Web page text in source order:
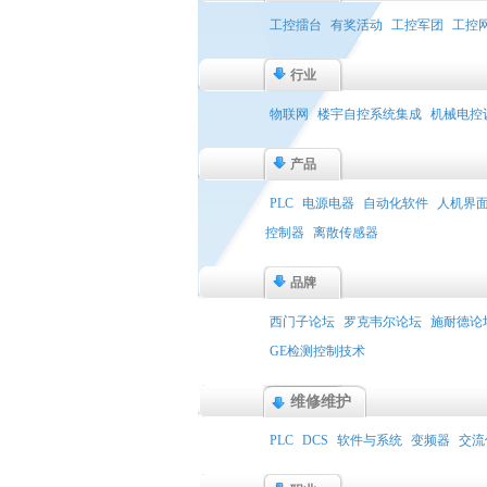
工控擂台 有奖活动 工控军团 工控
行业
物联网 楼宇自控系统集成 机械电控
产品
PLC 电源电器 自动化软件
人机界
控制器 离散传感器
品牌
西门子论坛 罗克韦尔论坛 施耐德论
GE检测控制技术
维修维护
PLC DCS 软件与系统 变频器 交